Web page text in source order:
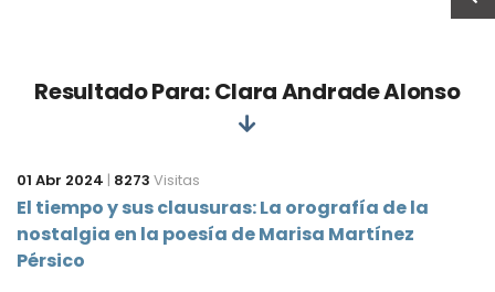
Resultado Para: Clara Andrade Alonso
01 Abr 2024 | 8273 Visitas
El tiempo y sus clausuras: La orografía de la
nostalgia en la poesía de Marisa Martínez
Pérsico